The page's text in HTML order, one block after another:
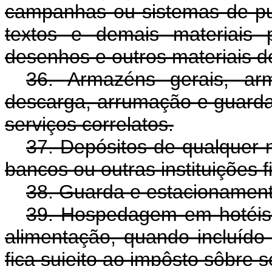
campanhas ou sistemas de
textos e demais materiais
desenhos e outros materiais
36. Armazéns gerais,
descarga, arrumação e
serviços correlatos.
37. Depósitos de qualquer
bancos ou outras instituições
38. Guarda e
39. Hospedagem em
alimentação, quando
fica sujeito ao impôsto sôbre